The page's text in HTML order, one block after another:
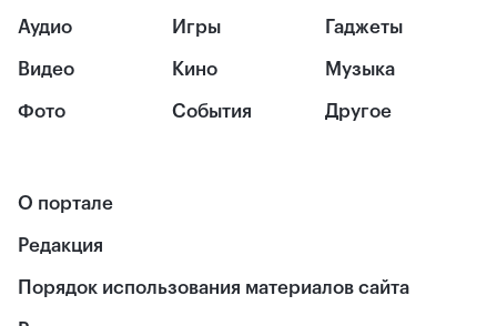
Аудио
Видео
Фото
Игры
Кино
События
Гаджеты
Музыка
Другое
О портале
Редакция
Порядок использования материалов сайта